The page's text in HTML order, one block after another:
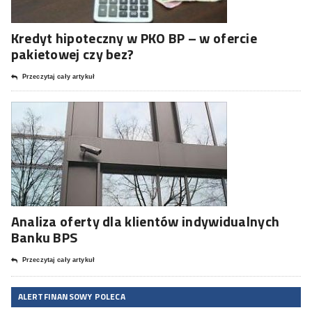
Kredyt hipoteczny w PKO BP – w ofercie
pakietowej czy bez?
Przeczytaj cały artykuł
Analiza oferty dla klientów indywidualnych
Banku BPS
Przeczytaj cały artykuł
ALERTFINANSOWY POLECA